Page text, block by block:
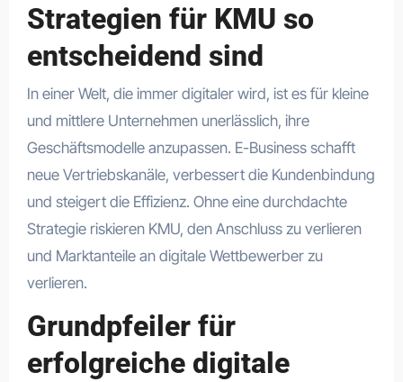
Strategien für KMU so
entscheidend sind
In einer Welt, die immer digitaler wird, ist es für kleine
und mittlere Unternehmen unerlässlich, ihre
Geschäftsmodelle anzupassen. E-Business schafft
neue Vertriebskanäle, verbessert die Kundenbindung
und steigert die Effizienz. Ohne eine durchdachte
Strategie riskieren KMU, den Anschluss zu verlieren
und Marktanteile an digitale Wettbewerber zu
verlieren.
Grundpfeiler für
erfolgreiche digitale